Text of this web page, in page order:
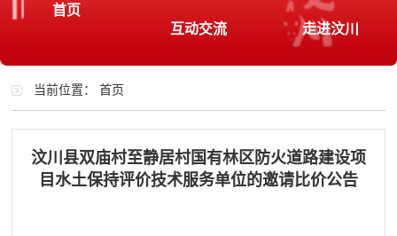
首页
互动交流 走进汶川
当前位置：首页
汶川县双庙村至静居村国有林区防火道路建设项
目水土保持评价技术服务单位的邀请比价公告